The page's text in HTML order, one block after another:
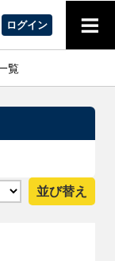
ログイン ≡
覧
並び替え